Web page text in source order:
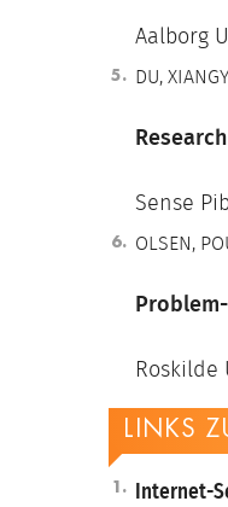
Aalborg
DU,
Sense
OLSEN,
Roskilde
LINKS
Internet-